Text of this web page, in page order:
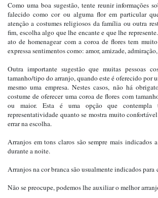
Como uma boa sugestão, tente reunir informações
falecido como cor ou alguma flor em particular
atenção a costumes religiosos da família ou outra
fim, escolha algo que lhe encante e que lhe
ato de homenagear com a coroa de flores tem
expressa sentimentos como: amor, amizade,
Outra importante sugestão que muitas pessoas
tamanho/tipo do arranjo, quando este é oferecido por
mesmo uma empresa. Nestes casos, não há
costume de oferecer uma coroa de flores com
ou maior. Esta é uma opção que contempla
representatividade quanto se mostra muito
errar na escolha.
Arranjos em tons claros são sempre mais indicados
durante a noite.
Arranjos na cor branca são usualmente indicados para
Não se preocupe, podemos lhe auxiliar o melhor